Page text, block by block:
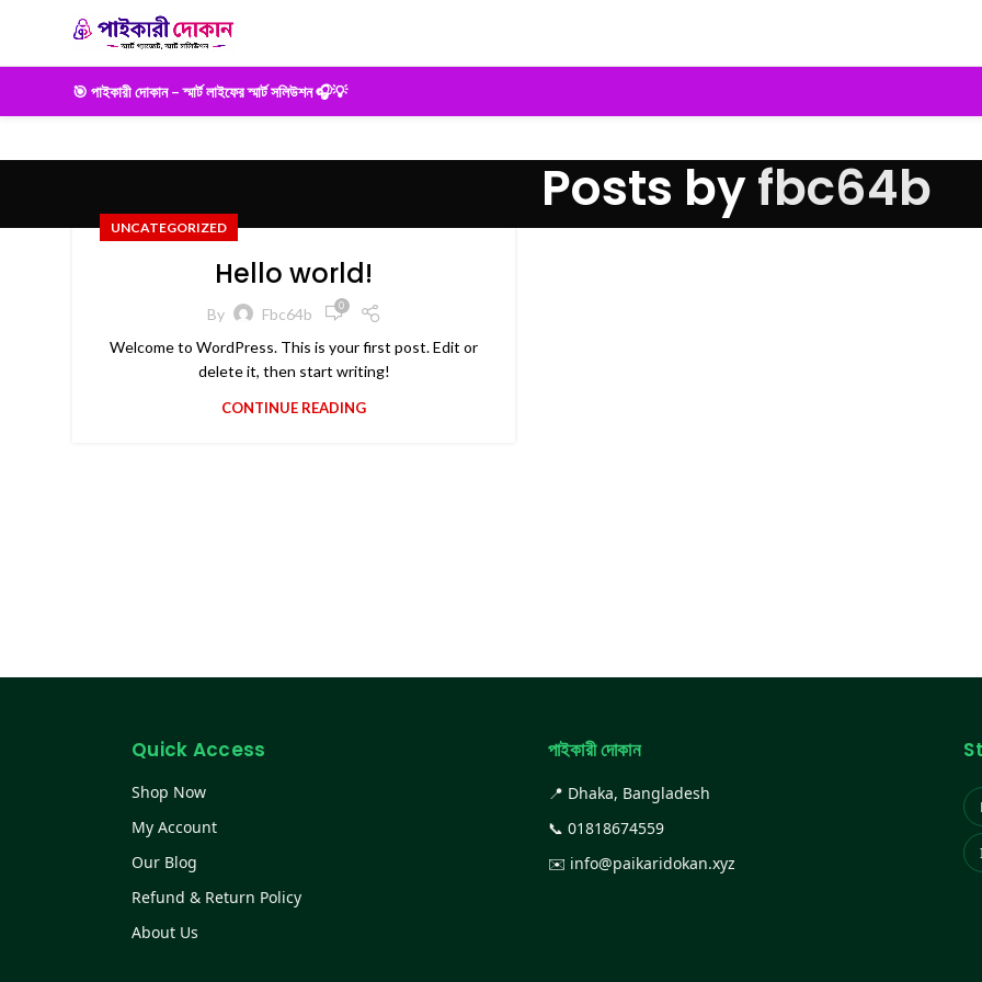
🎯 পাইকারী দোকান – স্মার্ট লাইফের স্মার্ট সলিউশন 🎧💡
Posts byfbc64b
UNCATEGORIZED
Hello world!
By Fbc64b 0
Welcome to WordPress. This is your first post. Edit or
delete it, then start writing!
CONTINUE READING
Quick Access
Shop Now
My Account
Our Blog
Refund & Return Policy
About Us
পাইকারী দোকান
📍 Dhaka, Bangladesh
📞 01818674559
✉️ info@paikaridokan.xyz